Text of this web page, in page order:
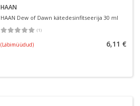
HAAN
HAAN Dew of Dawn kätedesinfitseerija 30 ml
(1)
Keskmine hinnang 5.00
(Läbimüüdud) 6,11 €